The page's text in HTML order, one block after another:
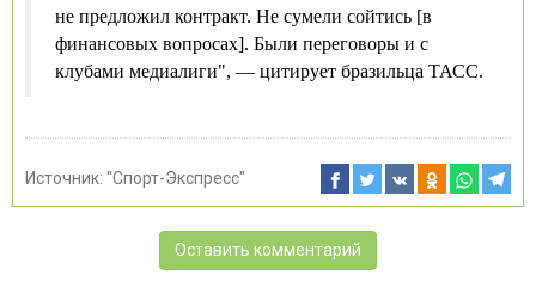
не предложил контракт. Не сумели сойтись [в
финансовых вопросах]. Были переговоры и с
клубами медиалиги", — цитирует бразильца ТАСС.
Источник: "Спорт-Экспресс"
Оставить комментарий